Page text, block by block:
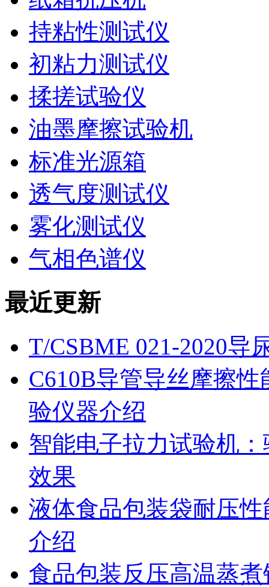
持粘性测试仪
初粘力测试仪
揉搓试验仪
油墨摩擦试验机
标准光源箱
透气度测试仪
雾化测试仪
气相色谱仪
最近更新
T/CSBME 021-2020导
C610B导管导丝摩擦
验仪器介绍
智能电子拉力试验机
效果
液体食品包装袋耐压
介绍
食品包装反压高温蒸